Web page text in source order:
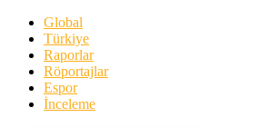
Global
Türkiye
Raporlar
Röportajlar
Espor
İnceleme